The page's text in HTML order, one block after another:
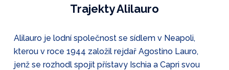
Trajekty Alilauro
Alilauro je lodní společnost se sídlem v Neapoli,
kterou v roce 1944 založil rejdař Agostino Lauro,
jenž se rozhodl spojit přístavy Ischia a Capri svou